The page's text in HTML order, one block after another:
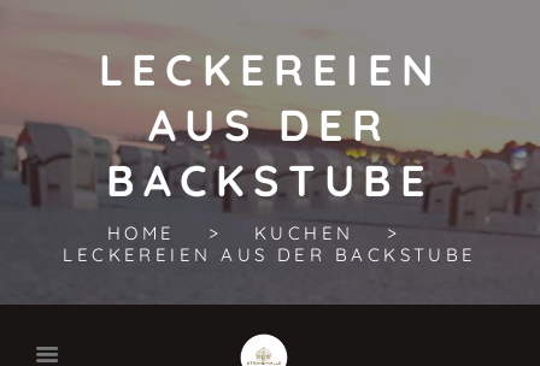
LECKEREIEN
AUS DER
BACKSTUBE
HOME
KUCHEN
LECKEREIEN AUS DER BACKSTUBE